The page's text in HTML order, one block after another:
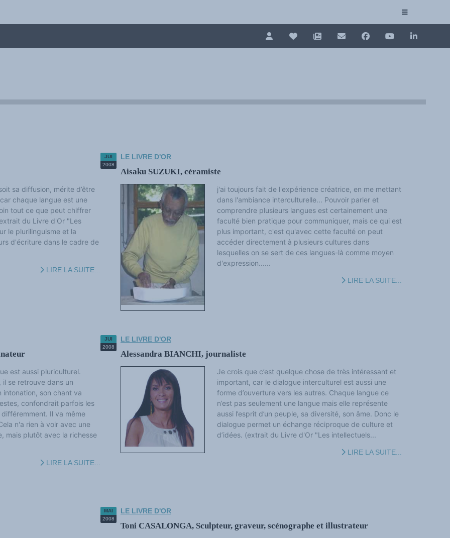
sa diffusion, mérite d’être
chaque langue est une
tout ce que peut chiffrer
du Livre d'Or "Les
le plurilinguisme et la
d'écriture dans le cadre de
LIRE LA SUITE...
JUI
2008
LE LIVRE D'OR
Aisaku SUZUKI, céramiste
j'ai toujours fait de l'expérience créatrice, en me mettant
dans l'ambiance interculturelle... Pouvoir parler et
comprendre plusieurs langues est certainement une
faculté bien pratique pour communiquer, mais ce qui est
plus important, c'est qu'avec cette faculté on peut
accéder directement à plusieurs cultures dans
lesquelles on se sert de ces langues-là comme moyen
d'expression......
LIRE LA SUITE...
est aussi pluriculturel.
il se retrouve dans un
son chant va
confondrait parfois les
Il va même
n'a rien à voir avec une
mais plutôt avec la richesse
LIRE LA SUITE...
JUI
2008
LE LIVRE D'OR
Alessandra BIANCHI, journaliste
Je crois que c’est quelque chose de très intéressant et
important, car le dialogue interculturel est aussi une
forme d’ouverture vers les autres. Chaque langue ce
n’est pas seulement une langue mais elle représente
aussi l’esprit d’un peuple, sa diversité, son âme. Donc le
dialogue permet un échange réciproque de culture et
d’idées. (extrait du Livre d'Or "Les intellectuels...
LIRE LA SUITE...
MAI
2008
LE LIVRE D'OR
Toni CASALONGA, Sculpteur, graveur, scénographe et illustrateur